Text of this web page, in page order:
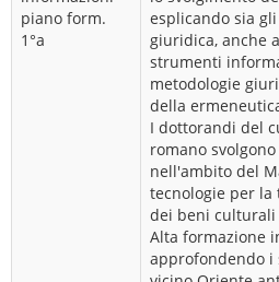
piano form.
1°a
esplicando sia
giuridica, anche
strumenti
metodologie
della
I dottorandi del
romano
nell'ambito del
tecnologie per la
dei beni culturali
Alta formazione
approfondendo